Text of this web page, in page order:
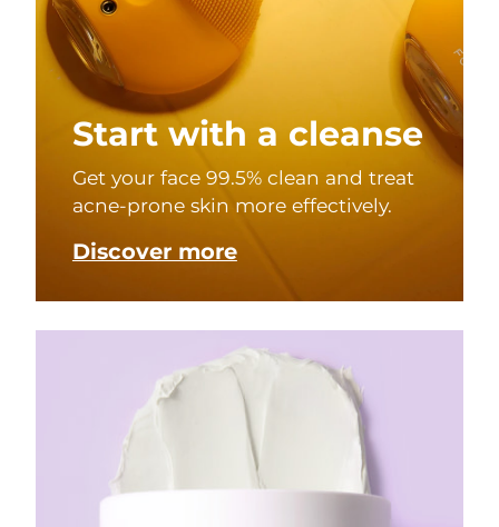
Start with a cleanse
Get your face 99.5% clean and treat
acne-prone skin more effectively.
Discover more